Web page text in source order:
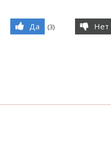
Да (3) Нет